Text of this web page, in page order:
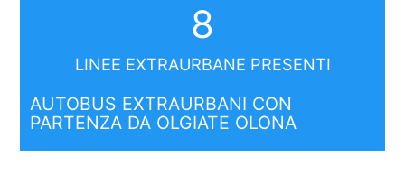
8
LINEE EXTRAURBANE PRESENTI
AUTOBUS EXTRAURBANI CON
PARTENZA DA OLGIATE OLONA